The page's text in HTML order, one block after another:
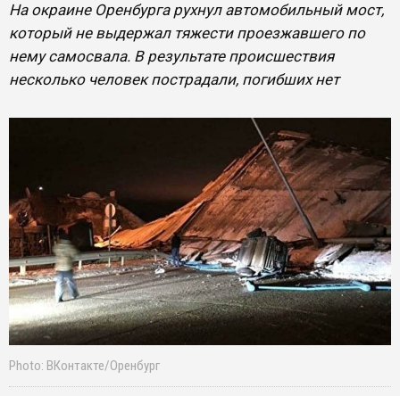
На окраине Оренбурга рухнул автомобильный мост,
который не выдержал тяжести проезжавшего по
нему самосвала. В результате происшествия
несколько человек пострадали, погибших нет
Photo: ВКонтакте/Оренбург